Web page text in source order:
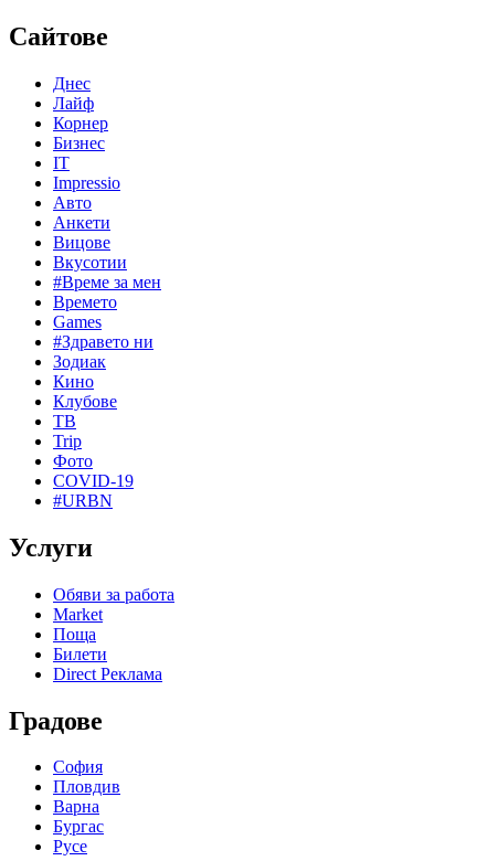
Сайтове
Днес
Лайф
Корнер
Бизнес
IT
Impressio
Авто
Анкети
Вицове
Вкусотии
#Време за мен
Времето
Games
#Здравето ни
Зодиак
Кино
Клубове
ТВ
Trip
Фото
COVID-19
#URBN
Услуги
Обяви за работа
Market
Поща
Билети
Direct Реклама
Градове
София
Пловдив
Варна
Бургас
Русе